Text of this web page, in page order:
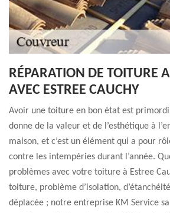
RÉPARATION DE TOITURE
AVEC ESTREE CAUCHY
Avoir une toiture en bon état est
donne de la valeur et de l’esthétique à
maison, et c’est un élément qui a pour
contre les intempéries durant l’année.
problèmes avec votre toiture à Estree
toiture, problème d’isolation,
déplacée ; notre entreprise KM Service